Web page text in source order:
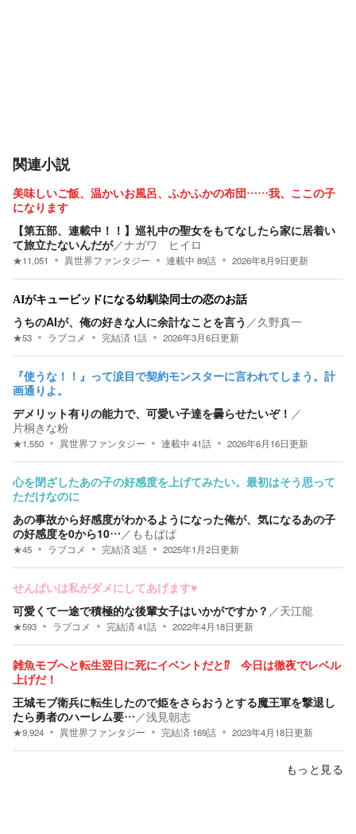
関連小説
美味しいご飯、温かいお風呂、ふかふかの布団……我、ここの子
になります
【第五部、連載中！！】巡礼中の聖女をもてなしたら家に居着い
て旅立たないんだが／ナガワ ヒイロ
★11,051 異世界ファンタジー 連載中 89話 2026年8月9日更新
AIがキュービッドになる幼馴染同士の恋のお話
うちのAIが、俺の好きな人に余計なことを言う ／久野真一
★53 ラブコメ 完結済 1話 2026年3月6日更新
『使うな！！』って涙目で契約モンスターに言われてしまう。計
画通りよ。
デメリット有りの能力で、可愛い子達を曇らせたいぞ！ ／
片桐きな粉
★1,550 異世界ファンタジー 連載中 41話 2026年6月16日更新
心を閉ざしたあの子の好感度を上げてみたい。最初はそう思って
ただけなのに
あの事故から好感度がわかるようになった俺が、気になるあの子
の好感度を0から10…／ ももぱぱ
★45 ラブコメ 完結済3話 2025年1月2日更新
せんぱいは私がダメにしてあげます♥
可愛くて一途で積極的な後輩女子はいかがですか？ ／天江龍
★593 ラブコメ 完結済41話 2022年4月18日更新
雑魚モブへと転生翌日に死にイベントだと⁉ 今日は徹夜でレベル
上げだ！
王城モブ衛兵に転生したので姫をさらおうとする魔王軍を撃退し
たら勇者のハーレム要…／浅見朝志
★9,924 異世界ファンタジー 完結済 169話 2023年4月18日更新
もっと見る